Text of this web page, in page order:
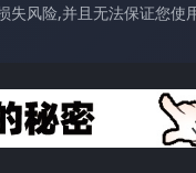
失风险,并且无法保证您使